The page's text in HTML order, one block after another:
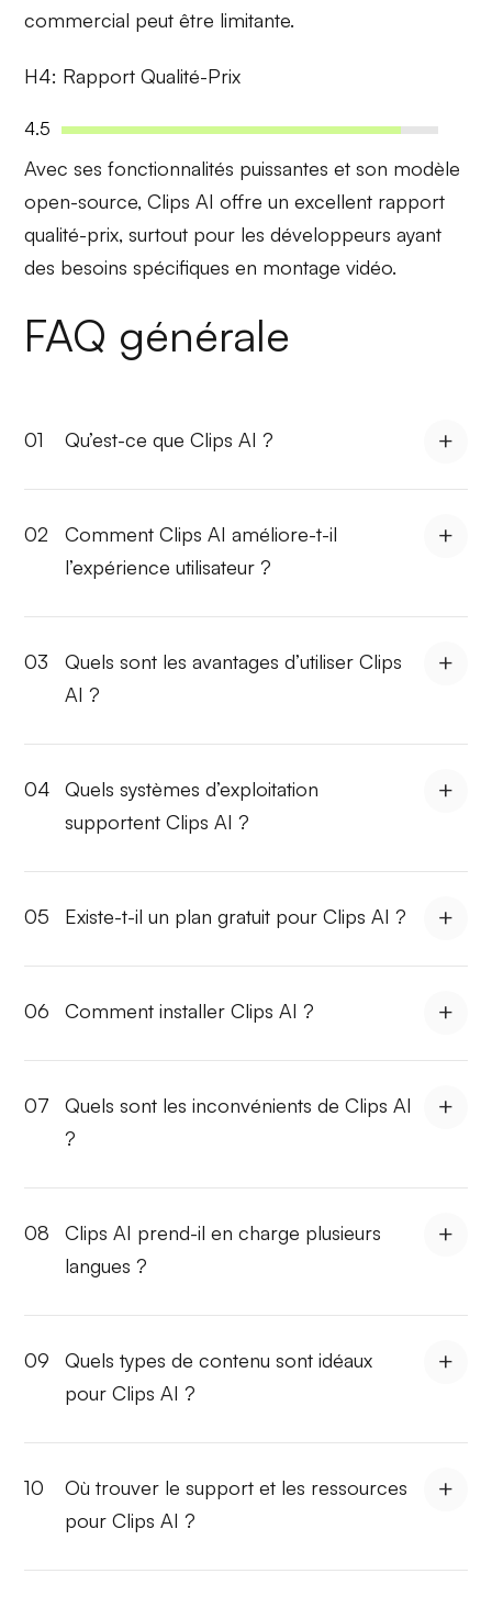
commercial peut être limitante.
H4: Rapport Qualité-Prix
4.5
Avec sesfonctionnalités puissantes et son modèle
open-source, Clips AI offre un excellent rapport
qualité-prix, surtout pour les développeurs ayant
des besoins spécifiques en montage vidéo.
FAQ générale
01 Qu’est-ce que Clips AI ?
02
Comment Clips AI améliore-t-il
l’expérience utilisateur ?
03
Quels sont les avantages d’utiliser Clips
AI ?
04
Quels systèmes d’exploitation
supportent Clips AI ?
05 Existe-t-il un plan gratuit pour Clips AI ?
06 Comment installer Clips AI ?
07
Quels sont les inconvénients de Clips AI
?
08
Clips AI prend-il en charge plusieurs
langues ?
09
Quels types de contenu sont idéaux
pour Clips AI ?
10
Où trouver le support et les ressources
pour Clips AI ?